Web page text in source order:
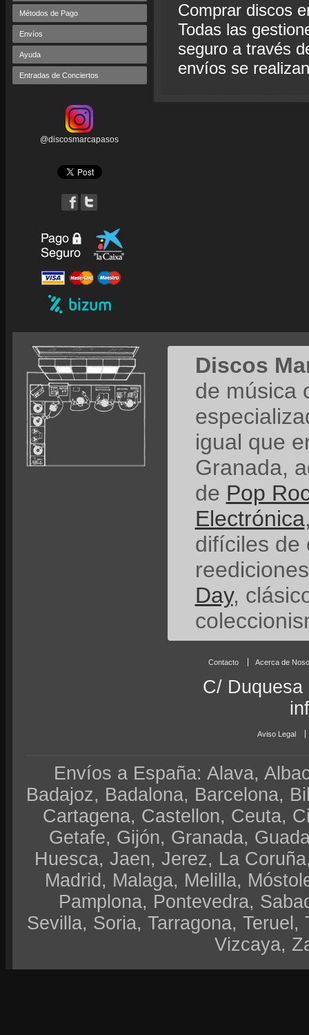
Métodos de Pago
Envíos
Ayuda
Entradas de Conciertos
@discosmarcapasos
Comprar discos
Todas las
seguro a través
envíos se
Discos
de música
igual que
Granada,
de Pop
Electrónica
difíciles de
Day,
Contacto Acerca de
C/ Duquesa
Aviso Legal
Envíos a España: Alava,
Badajoz, Badalona, Barcelona,
Cartagena, Castellon, Ceuta,
Getafe, Gijón, Granada,
Huesca, Jaen, Jerez, La
Madrid, Malaga, Melilla,
Pamplona, Pontevedra,
Sevilla, Soria, Tarragona,
Vizcaya,